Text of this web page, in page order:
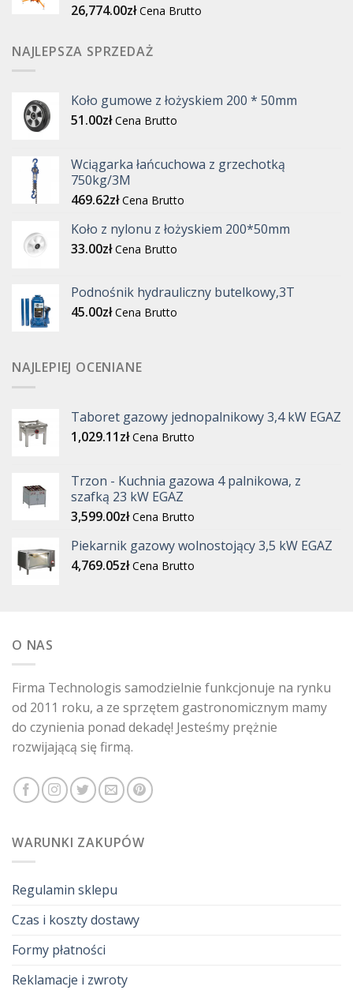
26,774.00zł Cena Brutto
NAJLEPSZA SPRZEDAŻ
Koło gumowe z łożyskiem 200 * 50mm
51.00zł Cena Brutto
Wciągarka łańcuchowa z grzechotką
750kg/3M
469.62zł Cena Brutto
Koło z nylonu z łożyskiem 200*50mm
33.00zł Cena Brutto
Podnośnik hydrauliczny butelkowy,3T
45.00zł Cena Brutto
NAJLEPIEJ OCENIANE
Taboret gazowy jednopalnikowy 3,4 kW EGAZ
1,029.11zł Cena Brutto
Trzon - Kuchnia gazowa 4 palnikowa, z
szafką 23 kW EGAZ
3,599.00zł Cena Brutto
Piekarnik gazowy wolnostojący 3,5 kW EGAZ
4,769.05zł Cena Brutto
O NAS
Firma Technologis samodzielnie funkcjonuje na rynku
od 2011 roku, a ze sprzętem gastronomicznym mamy
do czynienia ponad dekadę! Jesteśmy prężnie
rozwijającą się firmą.
WARUNKI ZAKUPÓW
Regulamin sklepu
Czas i koszty dostawy
Formy płatności
Reklamacje i zwroty